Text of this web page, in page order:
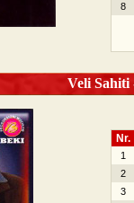
8
Veli
Nr.
1
2
3